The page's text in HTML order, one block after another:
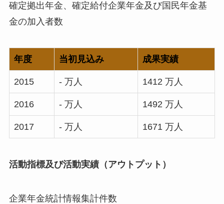
確定拠出年金、確定給付企業年金及び国民年金基
金の加入者数
年度 当初見込み 成果実績
2015 - 万人 1412 万人
2016 - 万人 1492 万人
2017 - 万人 1671 万人
活動指標及び活動実績（アウトプット）
企業年金統計情報集計件数